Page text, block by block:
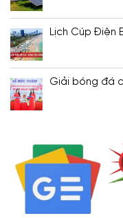
Lịch Cúp Điện
Giải bóng đá